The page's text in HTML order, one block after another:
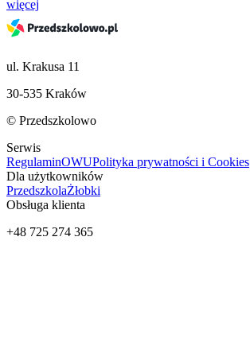
więcej
ul. Krakusa 11
30-535 Kraków
© Przedszkolowo
Serwis
RegulaminOWUPolityka prywatności i Cookies
Dla użytkowników
PrzedszkolaŻłobki
Obsługa klienta
+48 725 274 365